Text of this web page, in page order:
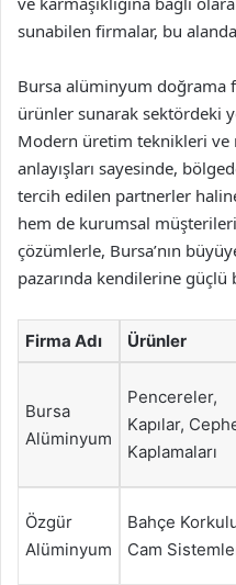
sunabilen firmalar, bu
Bursa alüminyum doğrama
ürünler sunarak sektördeki
Modern üretim teknikleri ve
anlayışları sayesinde,
tercih edilen partnerler
hem de kurumsal
çözümlerle, Bursa’nın
pazarında kendilerine
Firma Adı Ürünler
Bursa
Alüminyum
Pencereler,
Kapılar,
Kaplamaları
Özgür
Alüminyum
Bahçe
Cam